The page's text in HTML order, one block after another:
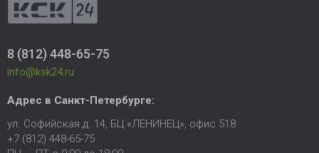
8 (812) 448-65-75
info@ksk24.ru
Адрес в Санкт-Петербурге:
ул. Софийская д. 14, БЦ «ЛЕНИНЕЦ», офис 518
+7 (812) 448-65-75